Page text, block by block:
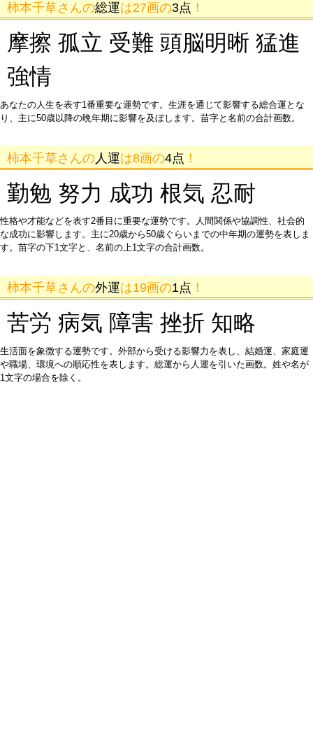
柿本千草さんの総運は27画の3点 ！
摩擦 孤立 受難 頭脳明晰 猛進
強情
あなたの人生を表す1番重要な運勢です。生涯を通じて影響する総合運とな
り、主に50歳以降の晩年期に影響を及ぼします。苗字と名前の合計画数。
柿本千草さんの 人運は8画の4点 ！
勤勉 努力 成功 根気 忍耐
性格や才能などを表す2番目に重要な運勢です。人間関係や協調性、社会的
な成功に影響します。主に20歳から50歳ぐらいまでの中年期の運勢を表しま
す。苗字の下1文字と、名前の上1文字の合計画数。
柿本千草さんの外運は19画の1点 ！
苦労 病気 障害 挫折 知略
生活面を象徴する運勢です。外部から受ける影響力を表し、結婚運、家庭運
や職場、環境への順応性を表します。総運から人運を引いた画数。姓や名が
1文字の場合を除く。